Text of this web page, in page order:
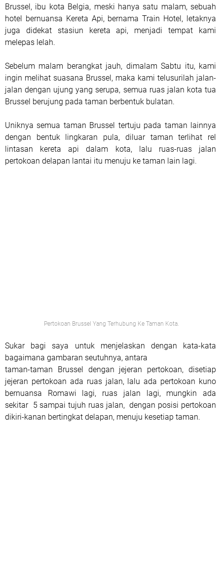
Brussel, ibu kota Belgia, meski hanya satu malam, sebuah
hotel bernuansa Kereta Api, bernama Train Hotel, letaknya
juga didekat stasiun kereta api, menjadi tempat kami
melepas lelah.
Sebelum malam berangkat jauh, dimalam Sabtu itu, kami
ingin melihat suasana Brussel, maka kami telusurilah jalan-
jalan dengan ujung yang serupa, semua ruas jalan kota tua
Brussel berujung pada taman berbentuk bulatan.
Uniknya semua taman Brussel tertuju pada taman lainnya
dengan bentuk lingkaran pula, diluar taman terlihat rel
lintasan kereta api dalam kota, lalu ruas-ruas jalan
pertokoan delapan lantai itu menuju ke taman lain lagi.
Pertokoan Brussel Yang Terhubung Ke Taman Kota.
Sukar bagi saya untuk menjelaskan dengan kata-kata
bagaimana gambaran seutuhnya, antara
taman-taman Brussel dengan jejeran pertokoan, disetiap
jejeran pertokoan ada ruas jalan, lalu ada pertokoan kuno
bernuansa Romawi lagi, ruas jalan lagi, mungkin ada
sekitar 5 sampai tujuh ruas jalan, dengan posisi pertokoan
dikiri-kanan bertingkat delapan, menuju kesetiap taman.